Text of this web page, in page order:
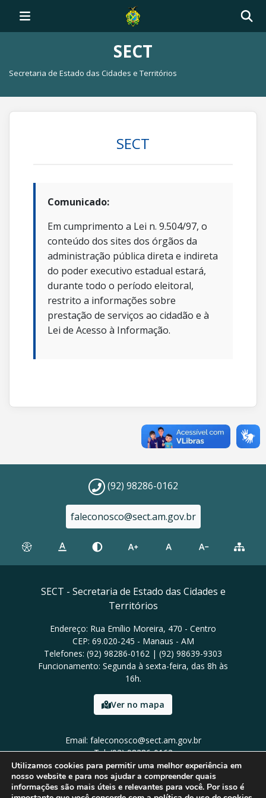
SECT
Secretaria de Estado das Cidades e Territórios
SECT
Comunicado:
Em cumprimento a Lei n. 9.504/97, o
conteúdo dos sites dos órgãos da
administração pública direta e indireta
do poder executivo estadual estará,
durante todo o período eleitoral,
restrito a informações sobre
prestação de serviços ao cidadão e à
Lei de Acesso à Informação.
(92) 98286-0162
faleconosco@sect.am.gov.br
SECT - Secretaria de Estado das Cidades e
Territórios
Endereço: Rua Emílio Moreira, 470 - Centro
CEP: 69.020-245 - Manaus - AM
Telefones: (92) 98286-0162 | (92) 98639-9303
Funcionamento: Segunda à sexta-feira, das 8h às
16h.
Ver no mapa
Email: faleconosco@sect.am.gov.br
Tel: (92) 98286-0162
Utilizamos cookies para permitir uma melhor experiência em
nosso website e para nos ajudar a compreender quais
informações são mais úteis e relevantes para você. Por isso é